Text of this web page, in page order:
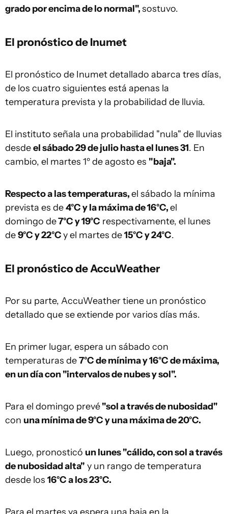
grado por encima de lo normal",sostuvo.
El pronóstico de Inumet
El pronóstico de Inumet detallado abarca tres días,
de los cuatro siguientes está apenas la
temperatura prevista y la probabilidad de lluvia.
El instituto señala una probabilidad "nula" de lluvias
desdeel sábado 29 de julio hasta el lunes 31. En
cambio, el martes 1º de agosto es "baja".
Respecto a las temperaturas,el sábado la mínima
prevista es de4°C y la máxima de 16°C,el
domingo de7°C y 19°C respectivamente, el lunes
de9°C y22°Cy el martes de15°C y 24°C.
El pronóstico de AccuWeather
Por su parte, AccuWeather tiene un pronóstico
detallado que se extiende por varios días más.
En primer lugar, espera un sábado con
temperaturas de7°C de mínima y 16°C de máxima,
en un día con "intervalos de nubes y sol".
Para el domingo prevé"sol a través de nubosidad"
con una mínimade 9°C y una máxima de 20°C.
Luego, pronosticó un lunes "cálido, con sol a través
de nubosidad alta" y un rango de temperatura
desde los 16°C a los 23°C.